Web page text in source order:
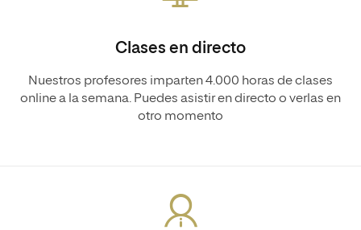
Clases en directo
Nuestros profesores imparten 4.000 horas de clases
online a la semana. Puedes asistir en directo o verlas en
otro momento